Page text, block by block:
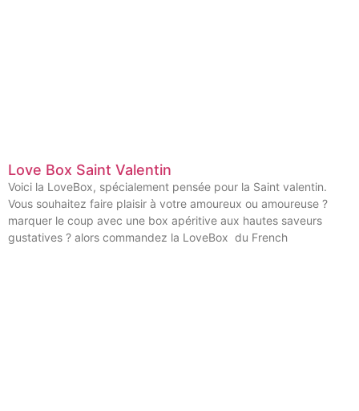
Love Box Saint Valentin
Voici la LoveBox, spécialement pensée pour la Saint valentin.
Vous souhaitez faire plaisir à votre amoureux ou amoureuse ?
marquer le coup avec une box apéritive aux hautes saveurs
gustatives ? alors commandez la LoveBox du French